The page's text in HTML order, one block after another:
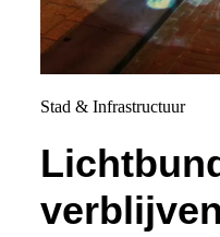
Stad & Infrastructuur
verblijven